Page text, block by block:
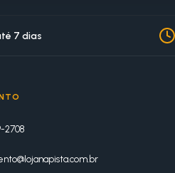
7 dias
2708